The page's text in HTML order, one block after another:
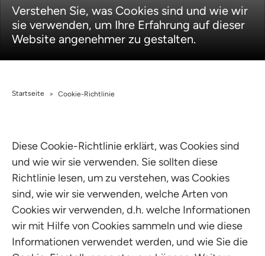
Verstehen Sie, was Cookies sind und wie wir
sie verwenden, um Ihre Erfahrung auf dieser
Website angenehmer zu gestalten.
Startseite > Cookie-Richtlinie
Diese Cookie-Richtlinie erklärt, was Cookies sind
und wie wir sie verwenden. Sie sollten diese
Richtlinie lesen, um zu verstehen, was Cookies
sind, wie wir sie verwenden, welche Arten von
Cookies wir verwenden, d.h. welche Informationen
wir mit Hilfe von Cookies sammeln und wie diese
Informationen verwendet werden, und wie Sie die